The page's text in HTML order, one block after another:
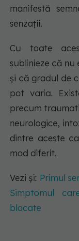
manifestă
senzații.
Cu toate
sublinieze că
și că gradul de
pot varia.
precum
neurologice,
dintre aceste
mod diferit.
Vezi și: Primul
Simptomul
blocate